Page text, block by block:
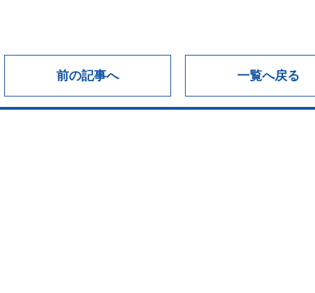
前の記事へ 一覧へ戻る